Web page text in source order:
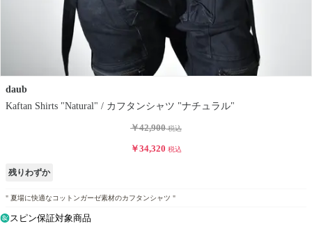
daub
Kaftan Shirts "Natural" / カフタンシャツ "ナチュラル"
￥42,900税込
￥34,320 税込
残りわずか
" 夏場に快適なコットンガーゼ素材のカフタンシャツ "
スピン保証対象商品